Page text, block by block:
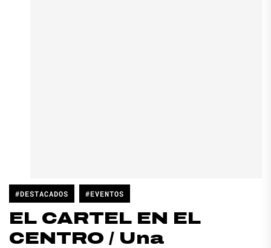
#DESTACADOS #EVENTOS
EL CARTEL EN EL
CENTRO / Una